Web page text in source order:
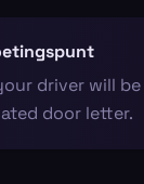
driver will
door letter.